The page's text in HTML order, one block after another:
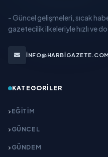
- Güncel gelişmeleri, sıcak
gazetecilik ilkeleriyle hızlı ve
KATEGORILER
EĞITIM
GÜNCEL
GÜNDEM